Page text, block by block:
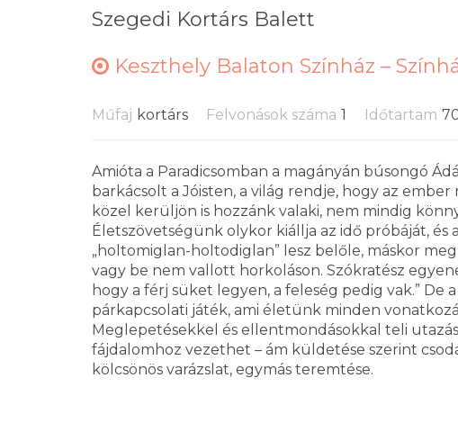
Szegedi Kortárs Balett
Keszthely Balaton Színház –
Műfaj kortárs Felvonások száma 1 Időtartam
Amióta a Paradicsomban a magányán búsongó
barkácsolt a Jóisten, a világ rendje, hogy az
közel kerüljön is hozzánk valaki, nem mindig
Életszövetségünk olykor kiállja az idő próbáját,
„holtomiglan-holtodiglan” lesz belőle, máskor
vagy be nem vallott horkoláson. Szókratész
hogy a férj süket legyen, a feleség pedig vak.” De
párkapcsolati játék, ami életünk minden
Meglepetésekkel és ellentmondásokkal teli
fájdalomhoz vezethet – ám küldetése szerint
kölcsönös varázslat, egymás teremtése.